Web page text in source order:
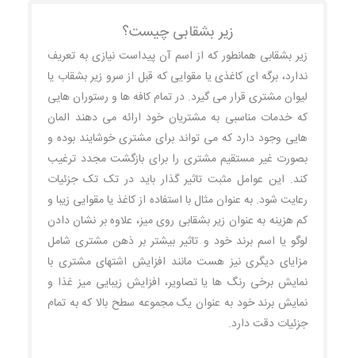
زیر بشقابی چیست؟
زیر بشقابی همانطور که از اسم آن پیداست نیازی به تعریف
ندارد، برگه ای کاغذی یا مقوایی که قبل از سرو زیر بشقاب یا
لیوان مشتری قرار می گیرد. در تمام کافه ها و رستوران هایی
که خدمات مناسبی به مشتریان خود ارائه می دهند المان
هایی وجود دارد که می تواند برای مشتری خوشایند بوده و
بصورت غیر مستقیم مشتری را برای بازگشت مجدد ترغیب
کند. این عوامل مثبت تاثیر گذار باید در تک تک جزئیات
رعایت شود. به عنوان مثال با استفاده از کاغذ یا مقوایی زیبا و
کم هزینه به عنوان زیر بشقابی روی میز، علاوه بر نشان دادن
لوگو یا اسم برند خود و تاثیر بیشتر بر ذهن مشتری شامل
مزایای دیگری نیز هست مانند افزایش اشتهای مشتری با
نمایش برخی رنگ ها یا تصاویر، افزایش زیبایی میز غذا و
نمایش برند خود به عنوان یک مجموعه سطح بالا که به تمام
جزئیات دقت دارد.